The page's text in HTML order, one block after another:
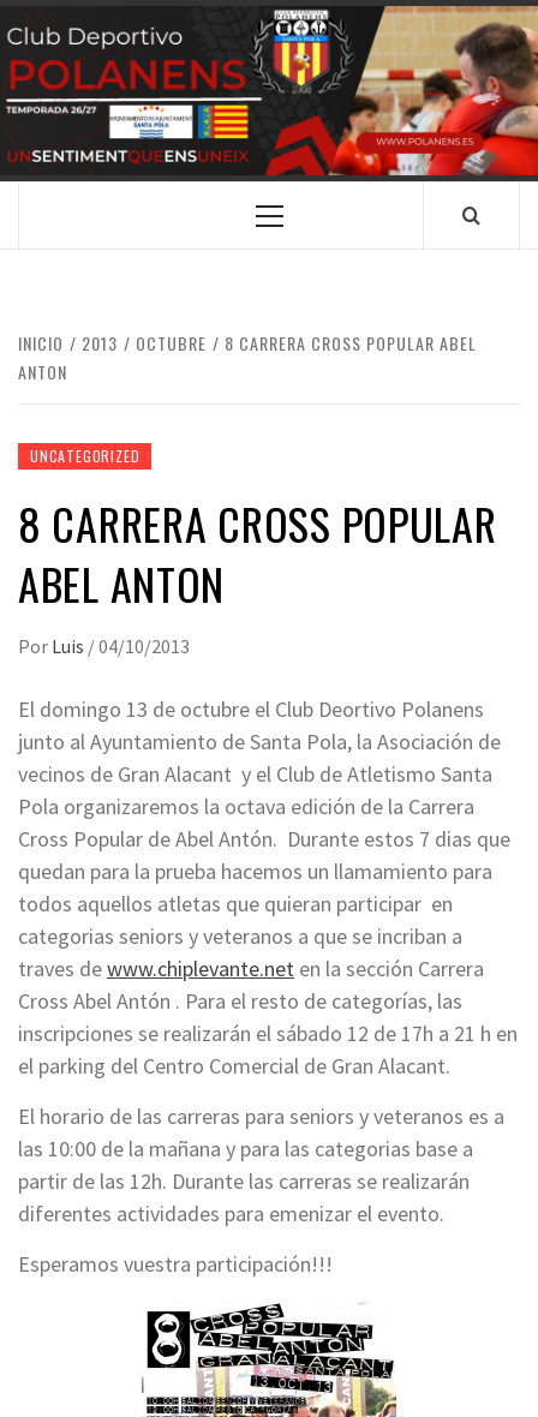
Saltar
al
contenido
CLUB
DEPORTIVO
POLANENS
SANTA POLA
Menú
INICIO 2013 OCTUBRE
8 CARRERA CROSS POPULAR ABEL
ANTON
UNCATEGORIZED
8 CARRERA CROSS POPULAR
ABEL ANTON
Por Luis /04/10/2013
El domingo 13 de octubre el Club Deortivo Polanens
junto al Ayuntamiento de Santa Pola, la Asociación de
vecinos de Gran Alacant y el Club de Atletismo Santa
Pola organizaremos la octava edición de la Carrera
Cross Popular de Abel Antón. Durante estos 7 dias que
quedan para la prueba hacemos un llamamiento para
todos aquellos atletas que quieran participar en
categorias seniors y veteranos a que se incriban a
traves dewww.chiplevante.net en la sección Carrera
Cross Abel Antón . Para el resto de categorías, las
inscripciones se realizarán el sábado 12 de 17h a 21 h en
el parking del Centro Comercial de Gran Alacant.
El horario de las carreras para seniors y veteranos es a
las 10:00 de la mañana y para las categorias base a
partir de las 12h. Durante las carreras se realizarán
diferentes actividades para emenizar el evento.
Esperamos vuestra participación!!!